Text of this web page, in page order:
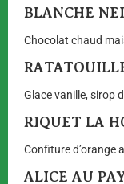
BLANCHE
Chocolat chaud
Glace vanille, sirop
RIQUET LA
Confiture d’orange
ALICE AU